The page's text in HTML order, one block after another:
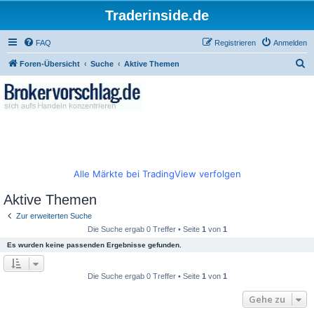
Traderinside.de
FAQ Anmelden
Registrieren
Foren-Übersicht Suche Aktive Themen
Alle Märkte bei TradingView verfolgen
Aktive Themen
Zur erweiterten Suche
Die Suche ergab 0 Treffer • Seite 1 von 1
Es wurden keine passenden Ergebnisse gefunden.
Die Suche ergab 0 Treffer • Seite 1 von 1
Gehe zu